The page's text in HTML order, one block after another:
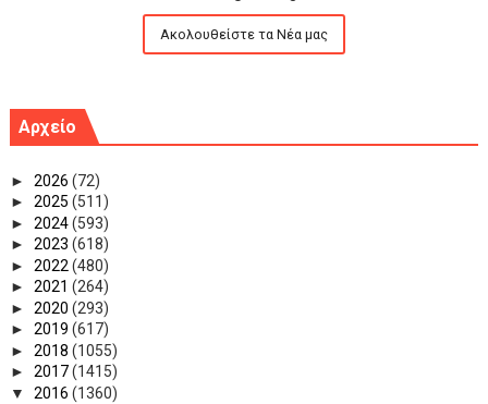
Ακολουθείστε τα Νέα μας
Αρχείο
► 2026 (72)
► 2025 (511)
► 2024(593)
► 2023 (618)
► 2022 (480)
► 2021 (264)
► 2020 (293)
► 2019 (617)
► 2018 (1055)
► 2017(1415)
▼ 2016 (1360)